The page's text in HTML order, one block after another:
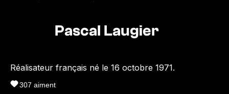
Pascal Laugier
Réalisateur français né le 16 octobre 1971.
307 aiment